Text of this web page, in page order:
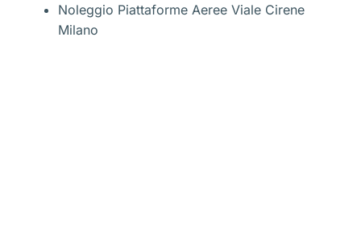
Noleggio Piattaforme Aeree Viale Cirene
Milano